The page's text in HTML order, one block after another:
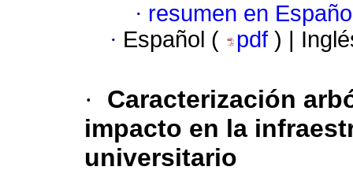
· resumen en
· Español ( pdf ) |
·
Caracterización
impacto en la
universitario